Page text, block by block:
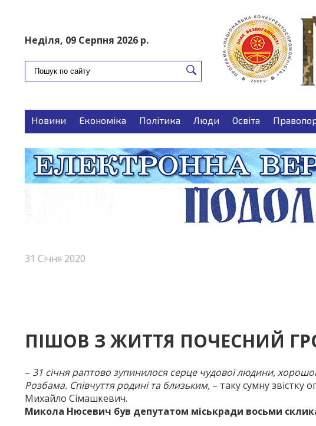
Неділя, 09 Серпня 2026 р.
Новини Економіка Політика Люди Освіта
31 Січня 2020
ПІШОВ З ЖИТТЯ ПОЧЕСНИЙ
– 31 січня раптово зупинилося серце чудової людини,
Розбама. Співчуття родині та близьким, – таку сумну звістку
Михайло Сімашкевич.
Микола Нюсевич був депутатом міськради восьми